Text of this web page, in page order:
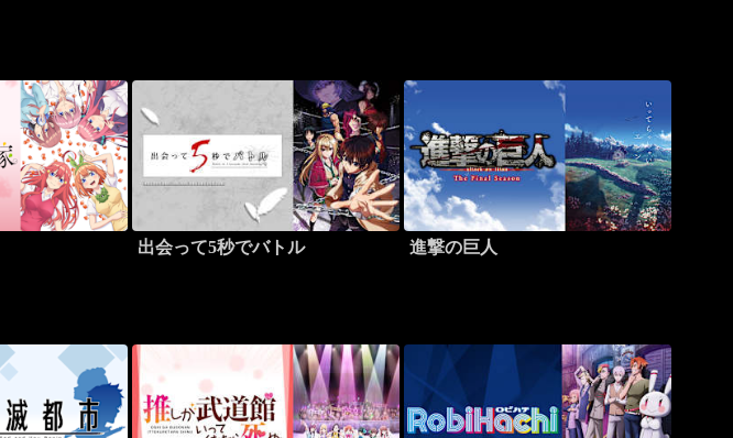
出会って5秒でバトル 進撃の巨人